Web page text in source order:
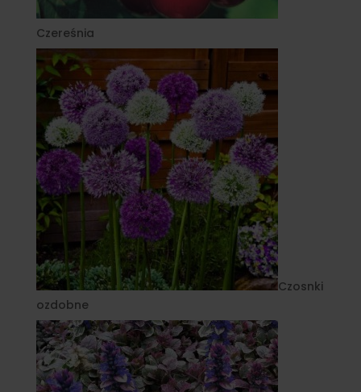
Czereśnia
Czosnki
ozdobne